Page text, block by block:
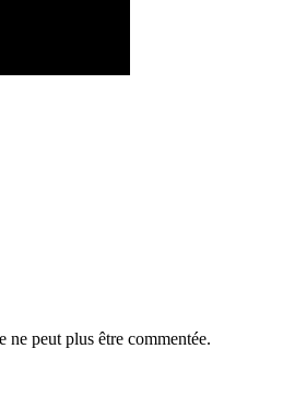
ne peut plus être commentée.